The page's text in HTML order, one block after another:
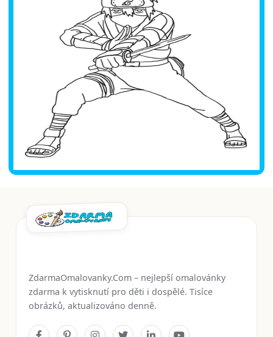
ZdarmaOmalovanky.Com – nejlepší omalovánky
zdarma k vytisknutí pro děti i dospělé. Tisíce
obrázků, aktualizováno denně.